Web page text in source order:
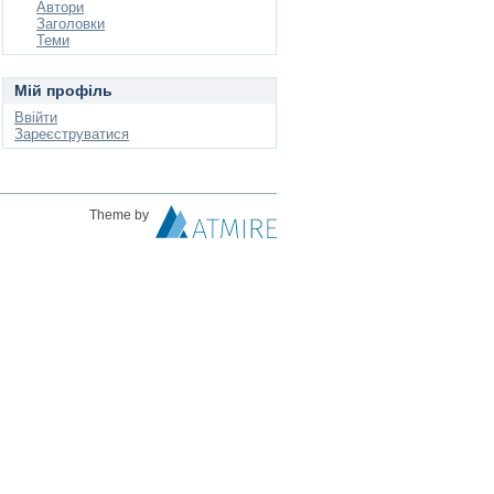
Автори
Заголовки
Теми
Мій профіль
Ввійти
Зареєструватися
Theme by